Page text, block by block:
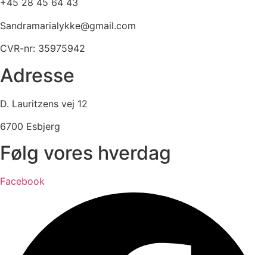
+45 28 45 64 43
Sandramarialykke@gmail.com
CVR-nr: 35975942
Adresse
D. Lauritzens vej 12
6700 Esbjerg
Følg vores hverdag
Facebook